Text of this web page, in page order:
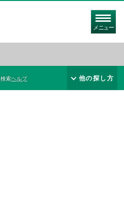
メニュー
検索ヘルプ 他の探し方